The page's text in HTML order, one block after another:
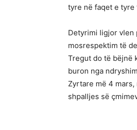
tyre në faqet e
Detyrimi ligjor vlen
mosrespektim të
Tregut do të bëjnë
buron nga
Zyrtare më 4
shpalljes së